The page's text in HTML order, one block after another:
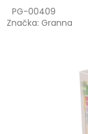
PG-00409
Značka: Granna